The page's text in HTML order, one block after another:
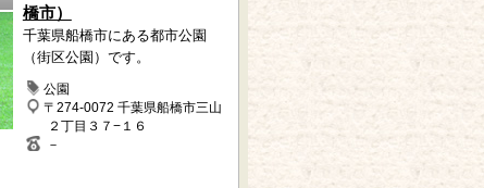
橋市）
千葉県船橋市にある都市公園
（街区公園）です。
公園
〒274-0072 千葉県船橋市三山
２丁目３７−１６
－